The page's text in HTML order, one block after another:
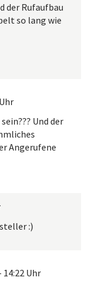
der Rufaufbau
so lang wie
Und der
Angerufene
:)
14:22 Uhr